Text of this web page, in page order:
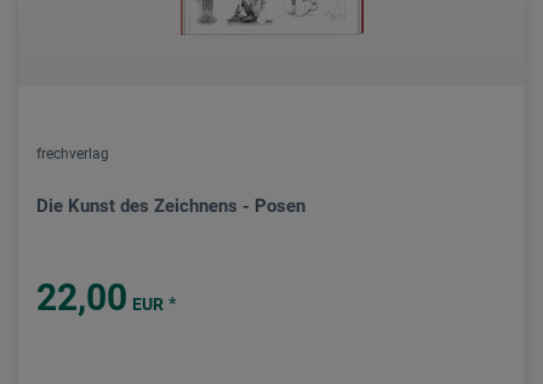
frechverlag
Die Kunst des Zeichnens - Posen
22,00 EUR *